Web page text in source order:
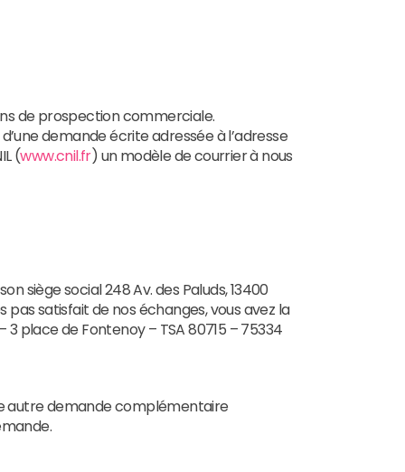
de prospection commerciale.
demande écrite adressée à l’adresse
(www.cnil.fr) un modèle de courrier à nous
siège social 248 Av. des Paluds, 13400
pas satisfait de nos échanges, vous avez la
3 place de Fontenoy – TSA 80715 – 75334
autre demande complémentaire